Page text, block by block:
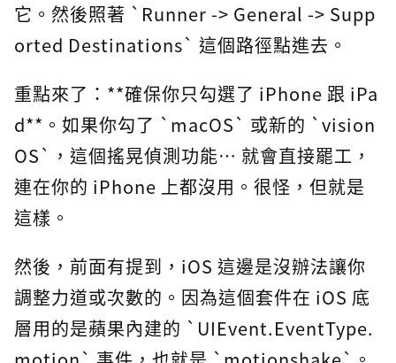
它。然後照著 `Runner -> General -> Supp
orted Destinations` 這個路徑點進去。
重點來了：**確保你只勾選了 iPhone 跟 iPa
d**。如果你勾了 `macOS` 或新的 `vision
OS`，這個搖晃偵測功能… 就會直接罷工，
連在你的 iPhone 上都沒用。很怪，但就是
這樣。
然後，前面有提到，iOS 這邊是沒辦法讓你
調整力道或次數的。因為這個套件在 iOS 底
層用的是蘋果內建的 `UIEvent.EventType.